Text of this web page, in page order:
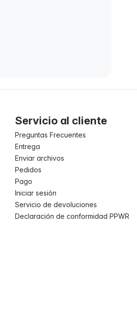
Servicio al cliente
Preguntas Frecuentes
Entrega
Enviar archivos
Pedidos
Pago
Iniciar sesión
Servicio de devoluciones
Declaración de conformidad PPWR